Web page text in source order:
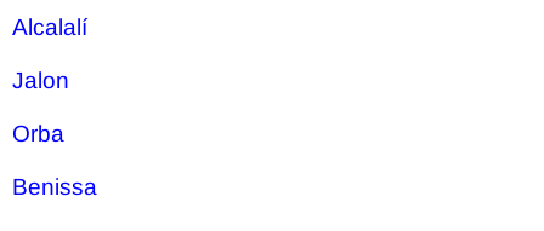
Alcalalí
Jalon
Orba
Benissa